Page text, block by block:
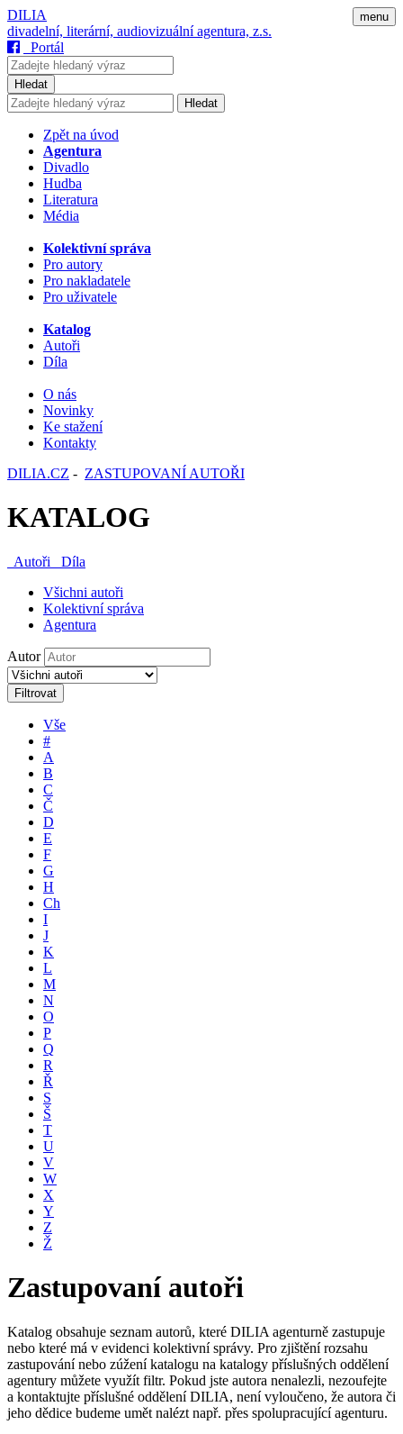
menu
DILIA
divadelní, literární, audiovizuální agentura, z.s.
Portál
Hledat
Hledat
Zpět na úvod
Agentura
Divadlo
Hudba
Literatura
Média
Kolektivní správa
Pro autory
Pro nakladatele
Pro uživatele
Katalog
Autoři
Díla
O nás
Novinky
Ke stažení
Kontakty
DILIA.CZ - ZASTUPOVANÍ AUTOŘI
KATALOG
Autoři
Díla
Všichni autoři
Kolektivní správa
Agentura
Autor
Filtrovat
Vše
#
A
B
C
Č
D
E
F
G
H
Ch
I
J
K
L
M
N
O
P
Q
R
Ř
S
Š
T
U
V
W
X
Y
Z
Ž
Zastupovaní autoři
Katalog obsahuje seznam autorů, které DILIA agenturně zastupuje
nebo které má v evidenci kolektivní správy. Pro zjištění rozsahu
zastupování nebo zúžení katalogu na katalogy příslušných oddělení
agentury můžete využít filtr. Pokud jste autora nenalezli, nezoufejte
a kontaktujte příslušné oddělení DILIA, není vyloučeno, že autora či
jeho dědice budeme umět nalézt např. přes spolupracující agenturu.